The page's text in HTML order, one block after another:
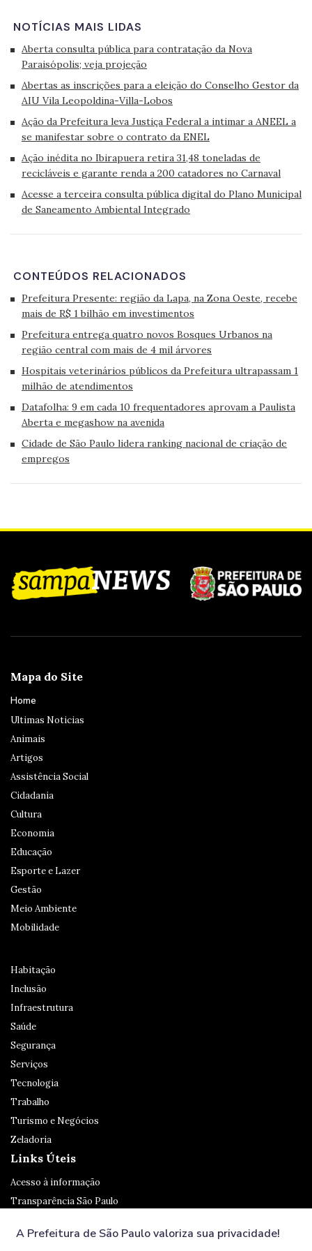
NOTÍCIAS MAIS LIDAS
Aberta consulta pública para contratação da Nova
Paraisópolis; veja projeção
Abertas as inscrições para a eleição do Conselho Gestor da
AIU Vila Leopoldina-Villa-Lobos
Ação da Prefeitura leva Justiça Federal a intimar a ANEEL a
se manifestar sobre o contrato da ENEL
Ação inédita no Ibirapuera retira 31,48 toneladas de
recicláveis e garante renda a 200 catadores no Carnaval
Acesse a terceira consulta pública digital do Plano Municipal
de Saneamento Ambiental Integrado
CONTEÚDOS RELACIONADOS
Prefeitura Presente: região da Lapa, na Zona Oeste, recebe
mais de R$ 1 bilhão em investimentos
Prefeitura entrega quatro novos Bosques Urbanos na
região central com mais de 4 mil árvores
Hospitais veterinários públicos da Prefeitura ultrapassam 1
milhão de atendimentos
Datafolha: 9 em cada 10 frequentadores aprovam a Paulista
Aberta e megashow na avenida
Cidade de São Paulo lidera ranking nacional de criação de
empregos
Mapa do Site
Home
Ultimas Noticias
Animais
Artigos
Assistência Social
Cidadania
Cultura
Economia
Educação
Esporte e Lazer
Gestão
Meio Ambiente
Mobilidade
Habitação
Inclusão
Infraestrutura
Saúde
Segurança
Serviços
Tecnologia
Trabalho
Turismo e Negócios
Zeladoria
Links Úteis
Acesso à informação
Transparência São Paulo
Ouvidoria
A Prefeitura de São Paulo valoriza sua privacidade!